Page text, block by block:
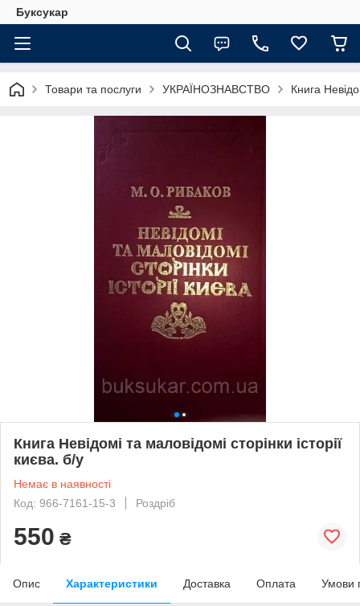
Буксукар
Товари та послуги УКРАЇНОЗНАВСТВО Книга
Книга Невідомі та маловідомі сторінки історії
києва. б/у
Немає в наявності
Код: 966-7161-15-3
Роздріб
550 ₴
Опис Характеристики Доставка Оплата Умови